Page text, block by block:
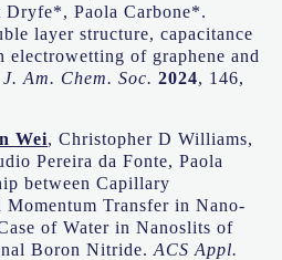
Dryfe*, Paola Carbone*.
layer structure, capacitance
electrowetting of graphene and
J. Am. Chem. Soc. 2024, 146,
Wei, Christopher D Williams,
Pereira da Fonte, Paola
between Capillary
Momentum Transfer in Nano-
of Water in Nanoslits of
Boron Nitride. ACS Appl.